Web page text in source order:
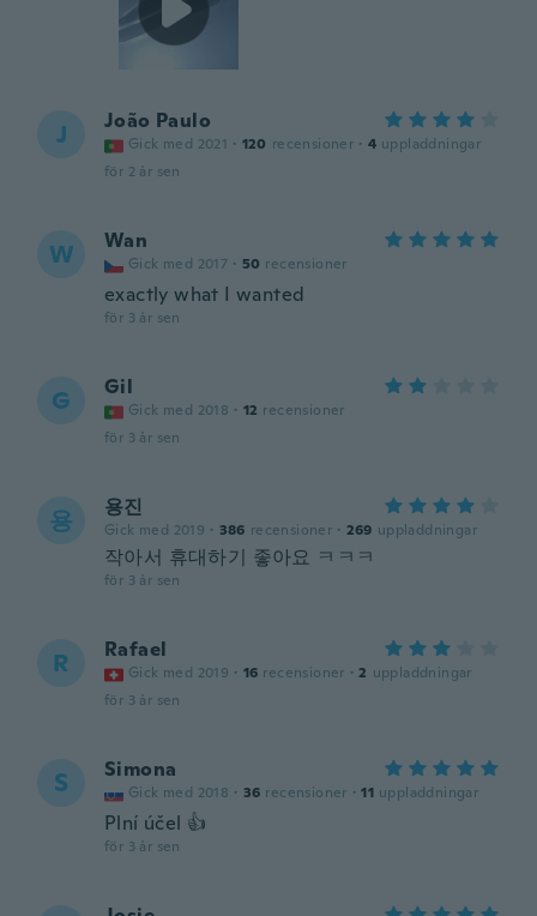
J João Paulo
Gick med 2021 · 120 recensioner · 4 uppladdningar
för 2 år sen
W Wan
Gick med 2017 · 50 recensioner
exactly what I wanted
för 3 år sen
G Gil
Gick med 2018 · 12 recensioner
för 3 år sen
용 용진
Gick med 2019 · 386 recensioner · 269 uppladdningar
작아서 휴대하기 좋아요 ㅋㅋㅋ
för 3 år sen
R Rafael
Gick med 2019 · 16 recensioner · 2 uppladdningar
för 3 år sen
S Simona
Gick med 2018 · 36 recensioner · 11 uppladdningar
Plní účel 👍
för 3 år sen